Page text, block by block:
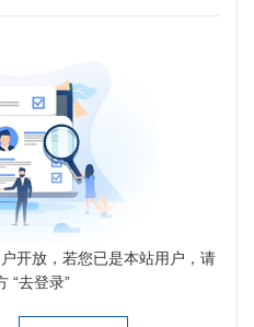
开放，若您已是本站用户，请
“去登录”